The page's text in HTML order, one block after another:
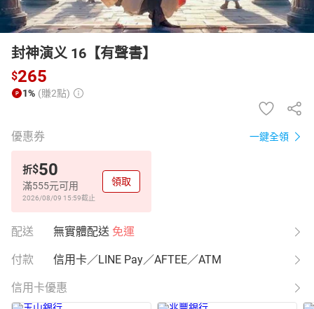
封神演义 16【有聲書】
$265
1% (賺2點)
優惠券 一鍵全領
折$50
滿555元可用
2026/08/09 15:59截止
領取
配送 無實體配送 免運
付款 信用卡／LINE Pay／AFTEE／ATM
信用卡優惠